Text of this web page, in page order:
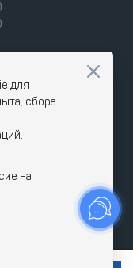
для
сбора
на